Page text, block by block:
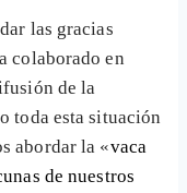
las gracias
colaborado en
de la
toda esta situación
abordar la «vaca
de nuestros